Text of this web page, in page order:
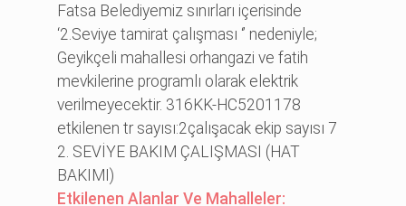
Fatsa Belediyemiz sınırları içerisinde
‘2.Seviye tamirat çalışması ‘’ nedeniyle;
Geyikçeli mahallesi orhangazi ve fatih
mevkilerine programlı olarak elektrik
verilmeyecektir. 316KK-HC5201178
etkilenen tr sayısı:2çalışacak ekip sayısı 7
2. SEVİYE BAKIM ÇALIŞMASI (HAT
BAKIMI)
Etkilenen Alanlar Ve Mahalleler: